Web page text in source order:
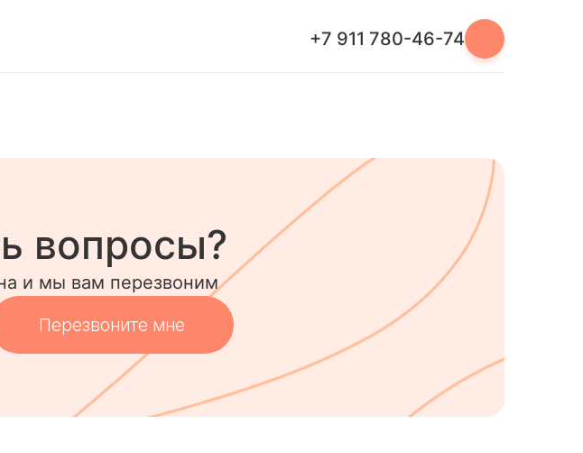
+7 911 780-46-74
вопросы?
и мы вам перезвоним
Перезвоните мне